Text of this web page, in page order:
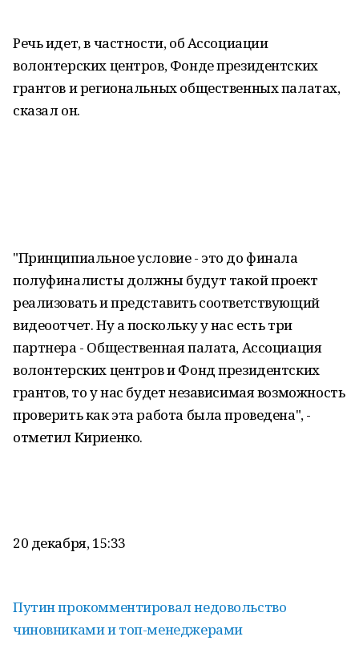
Речь идет, в частности, об Ассоциации
волонтерских центров, Фонде президентских
грантов и региональных общественных палатах,
сказал он.
"Принципиальное условие - это до финала
полуфиналисты должны будут такой проект
реализовать и представить соответствующий
видеоотчет. Ну а поскольку у нас есть три
партнера - Общественная палата, Ассоциация
волонтерских центров и Фонд президентских
грантов, то у нас будет независимая возможность
проверить как эта работа была проведена", -
отметил Кириенко.
20 декабря, 15:33
Путин прокомментировал недовольство
чиновниками и топ-менеджерами